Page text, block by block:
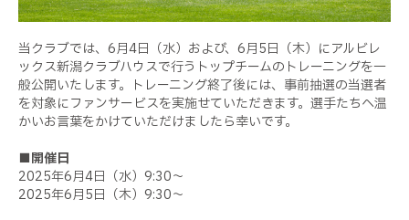
当クラブでは、6月4日（水）および、6月5日（木）にアルビレ
ックス新潟クラブハウスで行うトップチームのトレーニングを一
般公開いたします。トレーニング終了後には、事前抽選の当選者
を対象にファンサービスを実施せていただきます。選手たちへ温
かいお言葉をかけていただけましたら幸いです。
■開催日
2025年6月4日（水）9:30～
2025年6月5日（木）9:30～